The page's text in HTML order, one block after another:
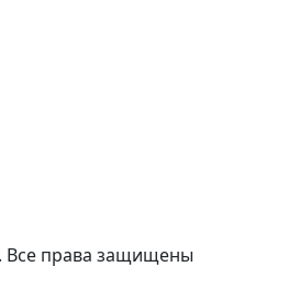
Все права защищены